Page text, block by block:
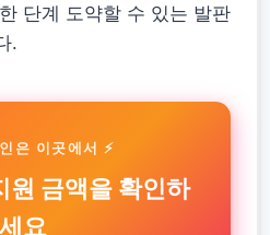
단계 도약할 수 있는 발판
.
은 이곳에서 ⚡
원 금액을 확인하
세요